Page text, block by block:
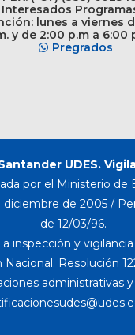
lunes a viernes
y de 2:00 p.m a 6:00
Pregrados
UDES.
por el Ministerio de
diciembre de 2005 /
de 12/03/96.
inspección y
Nacional. Resolución
administrativas y